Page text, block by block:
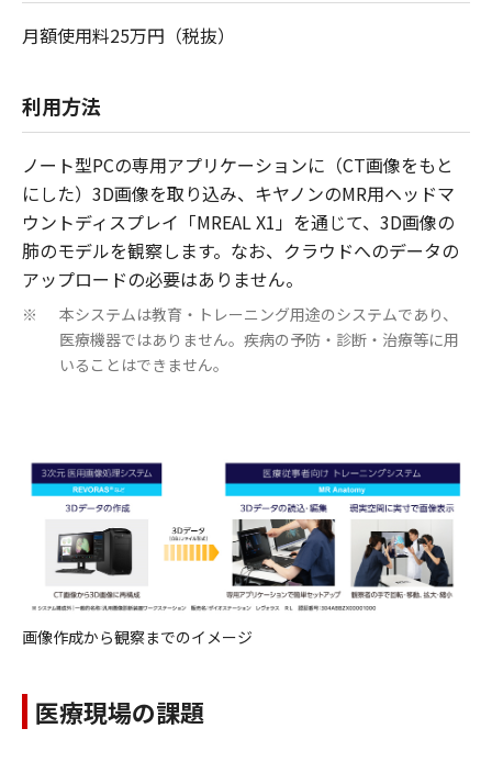
月額使用料25万円（税抜）
利用方法
ノート型PCの専用アプリケーションに（CT画像をもと
にした）3D画像を取り込み、キヤノンのMR用ヘッドマ
ウントディスプレイ「MREAL X1」を通じて、3D画像の
肺のモデルを観察します。なお、クラウドへのデータの
アップロードの必要はありません。
※
本システムは教育・トレーニング用途のシステムであり、
医療機器ではありません。疾病の予防・診断・治療等に用
いることはできません。
画像作成から観察までのイメージ
医療現場の課題